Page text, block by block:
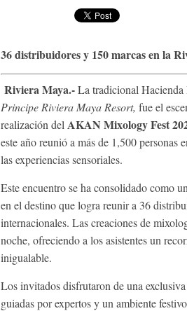
36 distribuidores y 150 marcas en la
Riviera Maya.-La tradicional Hacienda
Principe Riviera Maya Resort, fue el
realización del AKAN Mixology Fest
este año reunió a más de 1,500 personas
las experiencias sensoriales.
Este encuentro se ha consolidado como
en el destino que logra reunir a 36
internacionales. Las creaciones de
noche, ofreciendo a los asistentes un
inigualable.
Los invitados disfrutaron de una
guiadas por expertos y un ambiente